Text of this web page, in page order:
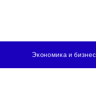
Экономика и бизнес